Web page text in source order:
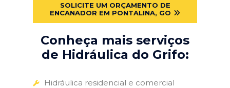
SOLICITE UM ORÇAMENTO DE
ENCANADOR EM PONTALINA, GO
Conheça mais serviços
de Hidráulica do Grifo:
Hidráulica residencial e comercial